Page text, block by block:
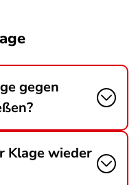
gegen
Klage wieder